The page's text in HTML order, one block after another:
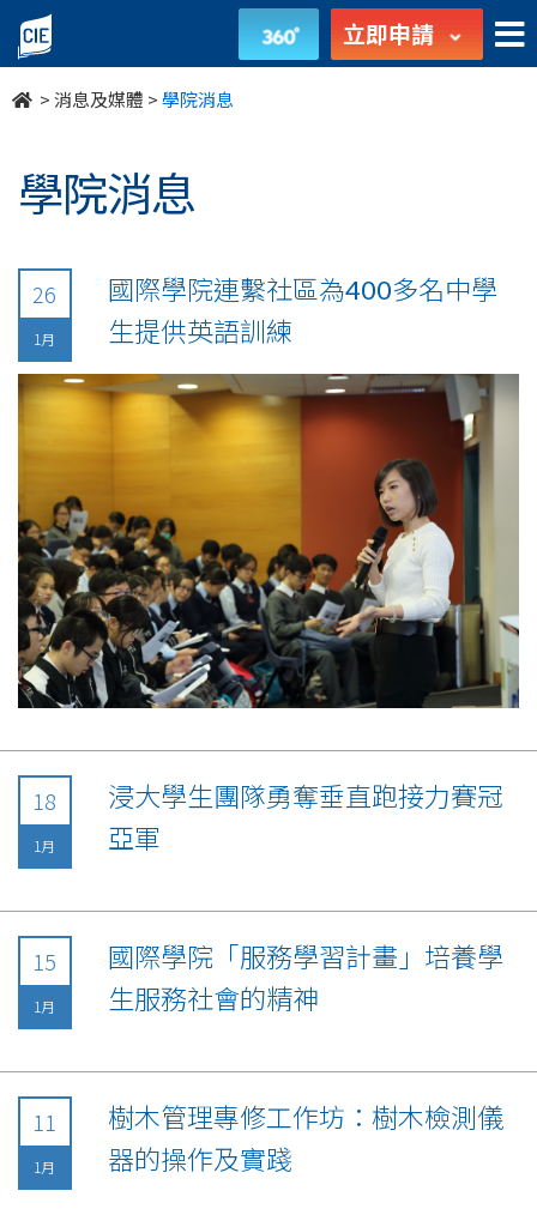
undefined 立即申請
>消息及媒體 >學院消息
學院消息
26
1月
國際學院連繫社區為400多名中學
生提供英語訓練
18
1月
浸大學生團隊勇奪垂直跑接力賽冠
亞軍
15
1月
國際學院「服務學習計畫」培養學
生服務社會的精神
11
1月
樹木管理專修工作坊：樹木檢測儀
器的操作及實踐